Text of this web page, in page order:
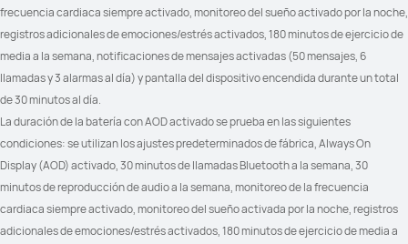
ECG: Compatible
Análisis de arritmias por ondas de
pulso: Compatible
Bienestar emocional: 12 tipos de
estados sutiles
Información sobre salud: calidad del
sueño, intensidad del
emocionales y más
VFC: Todo el día y dormir
ECG: No compatible
Análisis de arritmias por ondas de
pulso: Compatible
Bienestar emocional: 12 tipos de
sueño, intensidad del
entrenamiento, estados
emocionales y más
VFC: Todo el día y dormir
frecuencia cardiaca siempre activado, monitoreo del sueño activado por la noche,
registros adicionales de emociones/estrés activados, 180 minutos de ejercicio de
media a la semana, notificaciones de mensajes activadas (50 mensajes, 6
llamadas y 3 alarmas al día) y pantalla del dispositivo encendida durante un total
de 30 minutos al día.
La duración de la batería con AOD activado se prueba en las siguientes
condiciones: se utilizan los ajustes predeterminados de fábrica, Always On
Display (AOD) activado, 30 minutos de llamadas Bluetooth a la semana, 30
minutos de reproducción de audio a la semana, monitoreo de la frecuencia
cardiaca siempre activado, monitoreo del sueño activada por la noche, registros
adicionales de emociones/estrés activados, 180 minutos de ejercicio de media a